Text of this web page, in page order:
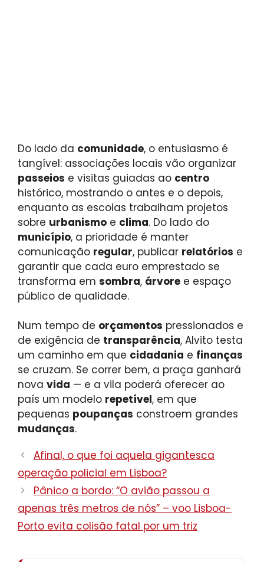
Do lado da comunidade, o entusiasmo é
tangível: associações locais vão organizar
passeios e visitas guiadas ao centro
histórico, mostrando o antes e o depois,
enquanto as escolas trabalham projetos
sobre urbanismo e clima. Do lado do
município, a prioridade é manter
comunicação regular, publicar relatórios e
garantir que cada euro emprestado se
transforma em sombra, árvore e espaço
público de qualidade.
Num tempo de orçamentos pressionados e
de exigência de transparência, Alvito testa
um caminho em que cidadania e finanças
se cruzam. Se correr bem, a praça ganhará
nova vida — e a vila poderá oferecer ao
país um modelo repetível, em que
pequenas poupanças constroem grandes
mudanças.
Afinal, o que foi aquela gigantesca
operação policial em Lisboa?
Pânico a bordo: “O avião passou a
apenas três metros de nós” – voo Lisboa-
Porto evita colisão fatal por um triz